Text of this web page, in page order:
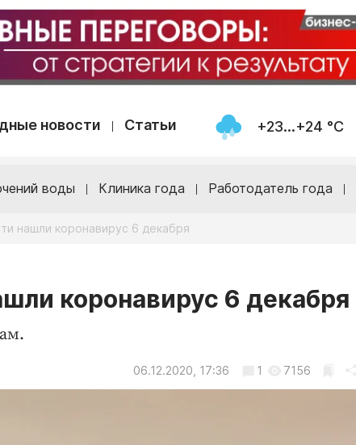
новости Статьи +23...+24 °С
воды Клиника года Работодатель года
нашли коронавирус 6 декабря
коронавирус 6 декабря
06.12.2020, 17:36 1 7156